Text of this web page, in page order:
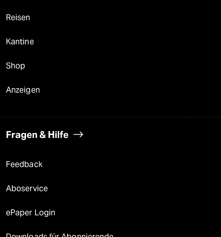
Reisen
Kantine
Shop
Anzeigen
Fragen & Hilfe
Feedback
Aboservice
ePaper Login